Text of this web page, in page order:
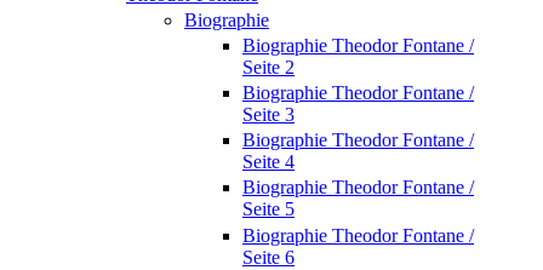
Biographie
Biographie Theodor Fontane /
Seite 2
Biographie Theodor Fontane /
Seite 3
Biographie Theodor Fontane /
Seite 4
Biographie Theodor Fontane /
Seite 5
Biographie Theodor Fontane /
Seite 6